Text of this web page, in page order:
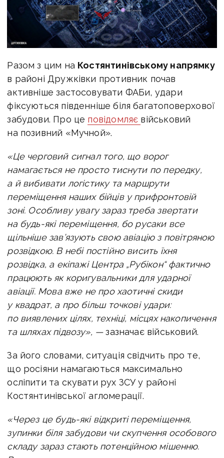
Разом з цим на Костянтинівському напрямку
в районі Дружківки противник почав
активніше застосовувати ФАБи, удари
фіксуються південніше біля багатоповерхової
забудови. Про це повідомляє військовий
на позивний «Мучной».
«Це черговий сигнал того, що ворог
намагається не просто тиснути по передку,
а й вибивати логістику та маршрути
переміщення наших бійців у прифронтовій
зоні. Особливу увагу зараз треба звертати
на будь-які переміщення, бо русаки все
щільніше зав’язують свою авіацію з повітряною
розвідкою. В небі постійно висить їхня
розвідка, а екіпажі Центра „Рубікон“ фактично
працюють як коригувальники для ударної
авіації. Мова вже не про хаотичні скиди
у квадрат, а про більш точкові удари:
по виявлених цілях, техніці, місцях накопичення
та шляхах підвозу», —зазначає військовий.
За його словами, ситуація свідчить про те,
що росіяни намагаються максимально
осліпити та скувати рух ЗСУ у районі
Костянтинівської агломерації.
«Через це будь-які відкриті переміщення,
зупинки біля забудови чи скупчення особового
складу зараз стають потенційною мішенню.